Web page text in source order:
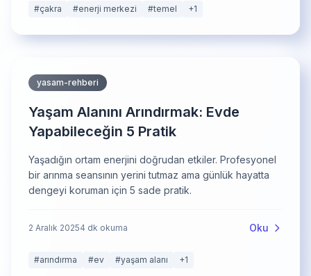
#çakra #enerji merkezi #temel +1
yasam-rehberi
Yaşam Alanını Arındırmak: Evde
Yapabileceğin 5 Pratik
Yaşadığın ortam enerjini doğrudan etkiler. Profesyonel
bir arınma seansının yerini tutmaz ama günlük hayatta
dengeyi koruman için 5 sade pratik.
2 Aralık 20254 dk okuma Oku
#arındırma #ev #yaşam alanı +1